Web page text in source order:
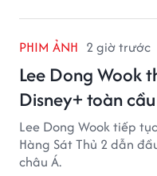
PHIM ẢNH 2 giờ trước
Lee Dong Wook
Disney+ toàn
Lee Dong Wook tiếp
Hàng Sát Thủ 2 dẫn
châu Á.